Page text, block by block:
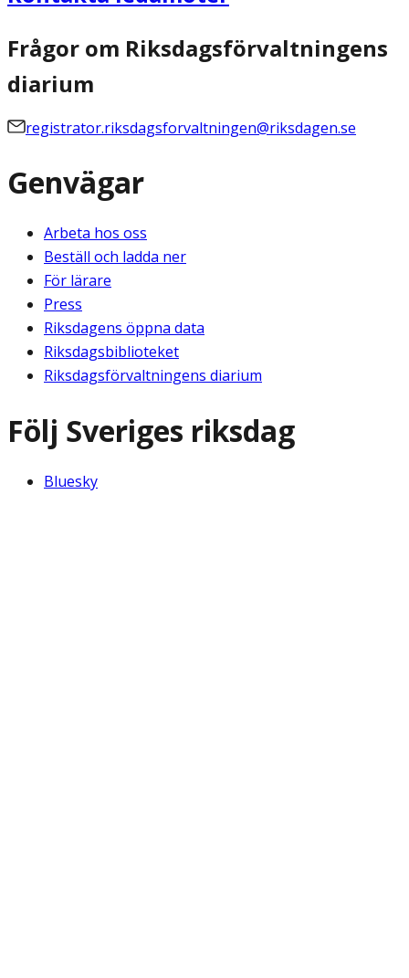
Frågor om Riksdagsförvaltningens
diarium
registrator.riksdagsforvaltningen@riksdagen.se
Genvägar
Arbeta hos oss
Beställ och ladda ner
För lärare
Press
Riksdagens öppna data
Riksdagsbiblioteket
Riksdagsförvaltningens diarium
Följ Sveriges riksdag
Bluesky